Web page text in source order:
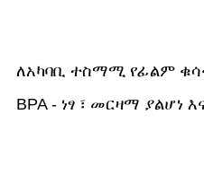
ለአካባቢ ተስማሚ የፊልም
BPA - ነፃ ፣ መርዛማ ያልሆነ